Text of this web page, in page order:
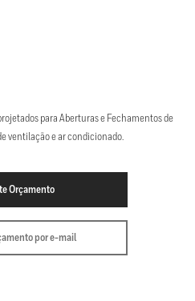
para Aberturas e Fechamentos de
ventilação e ar condicionado.
Orçamento
por e-mail